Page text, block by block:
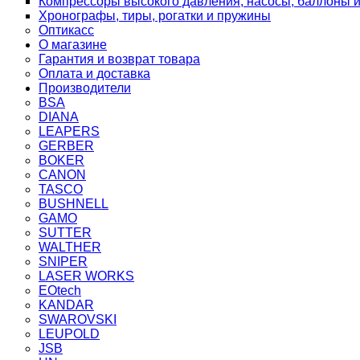
Хронографы, тиры, рогатки и пружины
Оптикасс
О магазине
Гарантия и возврат товара
Оплата и доставка
Производители
BSA
DIANA
LEAPERS
GERBER
BOKER
CANON
TASCO
BUSHNELL
GAMO
SUTTER
WALTHER
SNIPER
LASER WORKS
EOtech
KANDAR
SWAROVSKI
LEUPOLD
JSB